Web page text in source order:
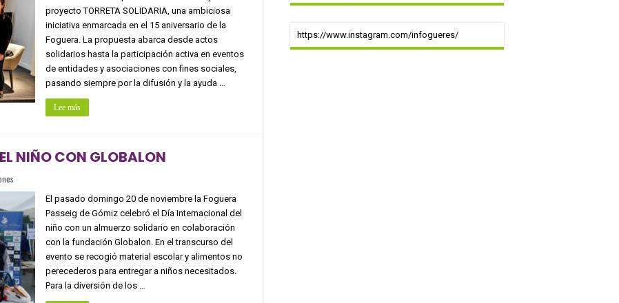
proyecto TORRETA SOLIDARIA, una ambiciosa
iniciativa enmarcada en el 15 aniversario de la
Foguera. La propuesta abarca desde actos
solidarios hasta la participación activa en eventos
de entidades y asociaciones con fines sociales,
pasando siempre por la difusión y la ayuda …
Lee más
NIÑO CON GLOBALON
El pasado domingo 20 de noviembre la Foguera
Passeig de Gómiz celebró el Día Internacional del
niño con un almuerzo solidario en colaboración
con la fundación Globalon. En el transcurso del
evento se recogió material escolar y alimentos no
perecederos para entregar a niños necesitados.
Para la diversión de los …
https://www.instagram.com/infogueres/